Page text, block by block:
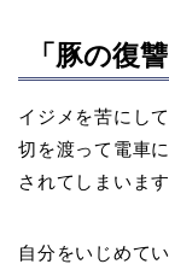
「豚の復
イジメを苦にし
切を渡って電車
されてしまいます
自分をいじめて